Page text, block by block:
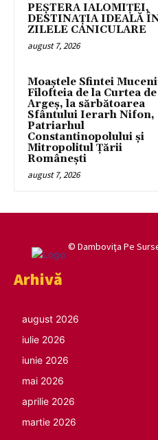
PEȘTERA IALOMIȚEI,
DESTINAȚIA IDEALĂ
ZILELE CANICULARE
august 7, 2026
Moaștele Sfintei
Filofteia de la Curtea de
Argeș, la sărbătoarea
Sfântului Ierarh Nifon,
Patriarhul
Constantinopolului și
Mitropolitul Țării
Românești
august 7, 2026
© Damboviţa Pe
Arhivă
august 2026
iulie 2026
iunie 2026
mai 2026
aprilie 2026
martie 2026